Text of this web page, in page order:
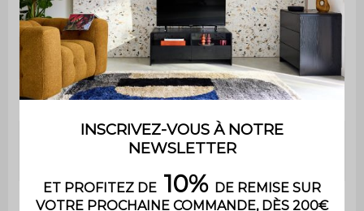
Utilisation Intérieur
Nombre de niveaux 1
L 80 x P 40 x H
Plateau L 80 x l 40cm